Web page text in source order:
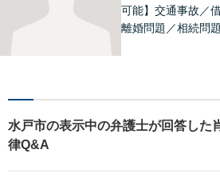
可能】交通事故／
離婚問題／相続問題
実現するために精
ださい。
水戸市の表示中の弁護士が回答した
律Q&A